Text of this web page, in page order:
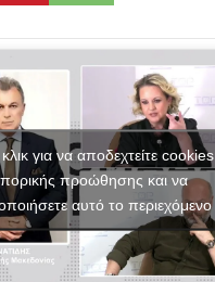
για να αποδεχτείτε cookies
προώθησης και να
αυτό το περιεχόμενο